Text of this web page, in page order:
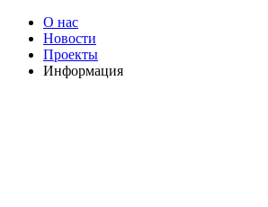
О нас
Новости
Проекты
Информация